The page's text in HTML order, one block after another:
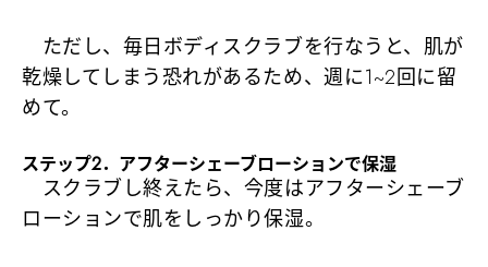
ただし、毎日ボディスクラブを行なうと、肌が
乾燥してしまう恐れがあるため、週に1~2回に留
めて。
ステップ2．アフターシェーブローションで保湿
スクラブし終えたら、今度はアフターシェーブ
ローションで肌をしっかり保湿。